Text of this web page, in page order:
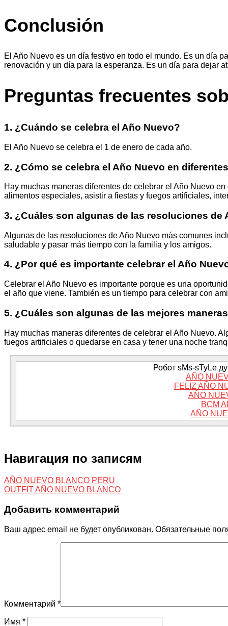
Conclusión
El Año Nuevo es un día festivo en todo el mundo. Es un día
renovación y un día para la esperanza. Es un día para dejar
Preguntas frecuentes
1. ¿Cuándo se celebra el Año Nuevo?
El Año Nuevo se celebra el 1 de enero de cada año.
2. ¿Cómo se celebra el Año Nuevo en
Hay muchas maneras diferentes de celebrar el Año Nuevo
alimentos especiales, asistir a fiestas y fuegos artificiales,
3. ¿Cuáles son algunas de las resoluciones de
Algunas de las resoluciones de Año Nuevo más comunes
saludable y pasar más tiempo con la familia y los amigos.
4. ¿Por qué es importante celebrar el Año
Celebrar el Año Nuevo es importante porque es una
el año que viene. También es un tiempo para celebrar con
5. ¿Cuáles son algunas de las mejores
Hay muchas maneras diferentes de celebrar el Año Nuevo.
fuegos artificiales o quedarse en casa y tener una noche
Робот sMs-sTyLe
AÑO
FELIZ AÑO
AÑO
BCM
AÑO
Навигация по записям
AÑO NUEVO BLANCO PERU
OUTFIT AÑO NUEVO BLANCO
Добавить комментарий
Ваш адрес email не будет опубликован. Обязательные
Комментарий *
Имя *